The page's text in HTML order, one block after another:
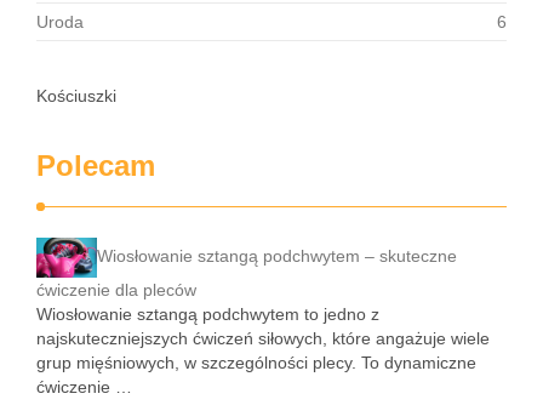
Uroda
6
Kościuszki
Polecam
Wiosłowanie sztangą podchwytem – skuteczne
ćwiczenie dla pleców
Wiosłowanie sztangą podchwytem to jedno z
najskuteczniejszych ćwiczeń siłowych, które angażuje wiele
grup mięśniowych, w szczególności plecy. To dynamiczne
ćwiczenie …